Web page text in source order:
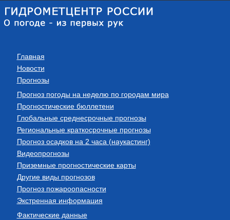
Главная
Новости
Прогнозы
Прогноз погоды на неделю по городам мира
Прогностические бюллетени
Глобальные среднесрочные прогнозы
Региональные краткосрочные прогнозы
Прогноз осадков на 2 часа (наукастинг)
Видеопрогнозы
Приземные прогностические карты
Другие виды прогнозов
Прогноз пожароопасности
Экстренная информация
Фактические данные